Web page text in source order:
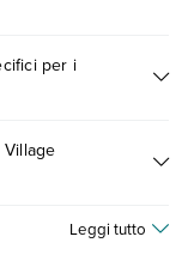
"
tutte nella
per i
per bambini.
"
ecc). Per
Leggi tutto